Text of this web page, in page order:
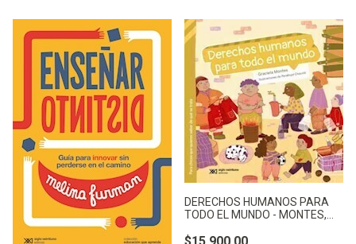
DERECHOS HUMANOS PARA
TODO EL MUNDO - MONTES,